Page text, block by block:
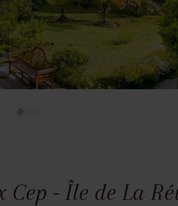
Cep - Île de La